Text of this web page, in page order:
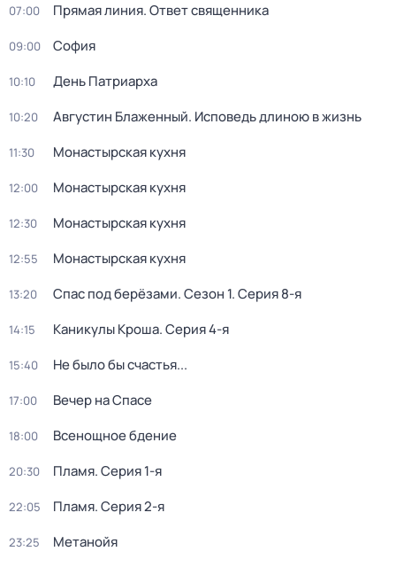
07:00 Прямая линия. Ответ священника
09:00 София
10:10 День Патриарха
10:20 Августин Блаженный. Исповедь длиною в жизнь
11:30 Монастырская кухня
12:00 Монастырская кухня
12:30 Монастырская кухня
12:55 Монастырская кухня
13:20 Спас под берёзами. Сезон 1. Серия 8-я
14:15 Каникулы Кроша. Серия 4-я
15:40 Не было бы счастья...
17:00 Вечер на Спасе
18:00 Всенощное бдение
20:30 Пламя. Серия 1-я
22:05 Пламя. Серия 2-я
23:25 Метанойя